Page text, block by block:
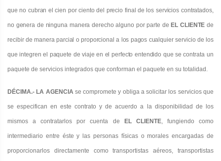
que no cubran el cien por ciento del precio final de los servicios contratados,
no genera de ninguna manera derecho alguno por parte de EL CLIENTEde
recibir de manera parcial o proporcional a los pagos cualquier servicio de los
que integren el paquete de viaje en el perfecto entendido que secontrata un
paquete de servicios integrados que conforman el paquete en su totalidad.
DÉCIMA.- LA AGENCIA se compromete y obliga a solicitar los servicios que
se especificanen este contrato y de acuerdo a la disponibilidad de los
mismos a contratarlos por cuenta de EL CLIENTE, fungiendo como
intermediario entre éste y las personas físicas o morales encargadas de
proporcionarlos directamente como transportistas aéreos, transportistas